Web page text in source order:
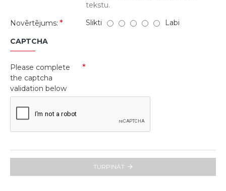
tekstu.
Novērtējums:
Slikti Labi
CAPTCHA
Please complete
the captcha
validation below
TURPINĀT